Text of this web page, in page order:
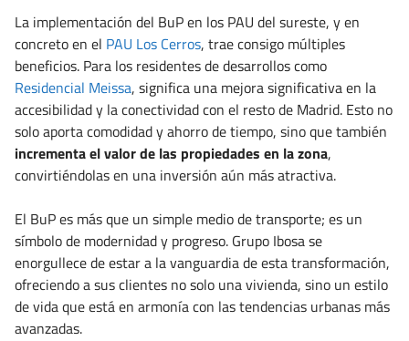
La implementación del BuP en los PAU del sureste, y en
concreto en el PAU Los Cerros, trae consigo múltiples
beneficios. Para los residentes de desarrollos como
Residencial Meissa, significa una mejora significativa en la
accesibilidad y la conectividad con el resto de Madrid. Esto no
solo aporta comodidad y ahorro de tiempo, sino que también
incrementa el valor de las propiedades en la zona,
convirtiéndolas en una inversión aún más atractiva.
El BuP es más que un simple medio de transporte; es un
símbolo de modernidad y progreso. Grupo Ibosa se
enorgullece de estar a la vanguardia de esta transformación,
ofreciendo a sus clientes no solo una vivienda, sino un estilo
de vida que está en armonía con las tendencias urbanas más
avanzadas.